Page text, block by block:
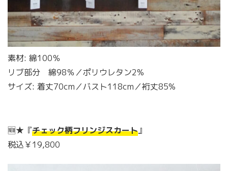
素材: 綿100％
リブ部分 綿98％／ポリウレタン2%
サイズ: 着丈70cm／バスト118cm／裄丈85%
🆕★『チェック柄フリンジスカート』
税込￥19,800